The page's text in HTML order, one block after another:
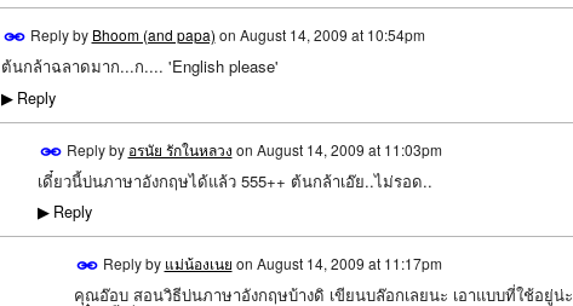
Reply by Bhoom (and papa) on August 14, 2009 at 10:54pm
ต้นกล้าฉลาดมาก...ก.... 'English please'
▶Reply
Reply by อรนัย รักในหลวง on August 14, 2009 at 11:03pm
เดี๋ยวนี้บ่นภาษาอังกฤษได้แล้ว 555++ ต้นกล้าเอ๊ย..ไม่รอด..
▶Reply
Reply by แม่น้องเนย on August 14, 2009 at 11:17pm
คุณอ๊อบ สอนวิธีบ่นภาษาอังกฤษบ้างดิ เขียนบล๊อกเลยนะ เอาแบบที่ใช้อยู่น่ะ